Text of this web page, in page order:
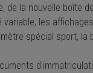
de la nouvelle boîte
les
spécial sport,